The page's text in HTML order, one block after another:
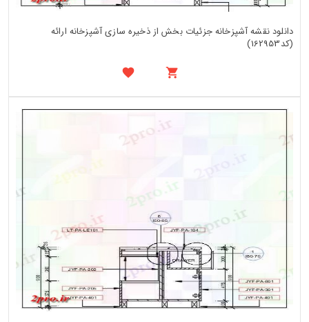
دانلود نقشه آشپزخانه جزئیات بخش از ذخیره سازی آشپزخانه ارائه
(کد162953)